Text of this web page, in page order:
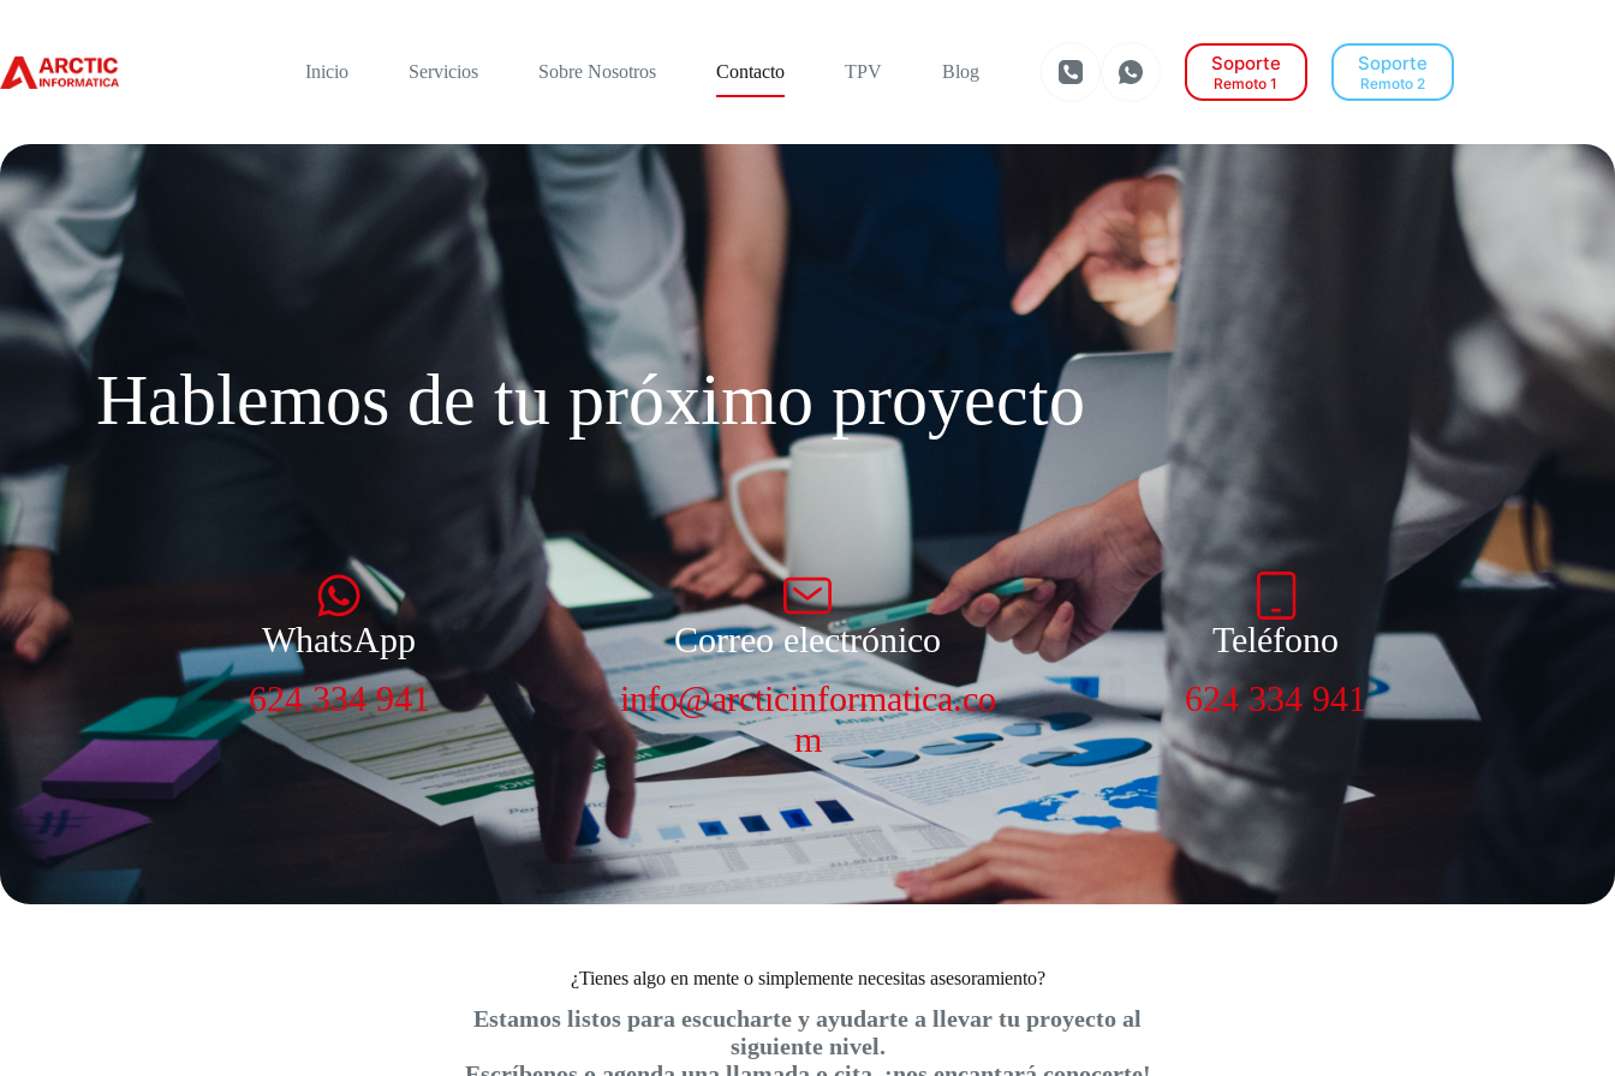
Inicio Servicios Sobre Nosotros Contacto TPV Blog Soporte
Remoto 1
Soporte
Remoto 2
Hablemos de tu próximo proyecto
WhatsApp
624 334 941
Correo electrónico
info@arcticinformatica.co
m
Teléfono
624 334 941
¿Tienes algo en mente o simplemente necesitas asesoramiento?
Estamos listos para escucharte y ayudarte a llevar tu proyecto al
siguiente nivel.